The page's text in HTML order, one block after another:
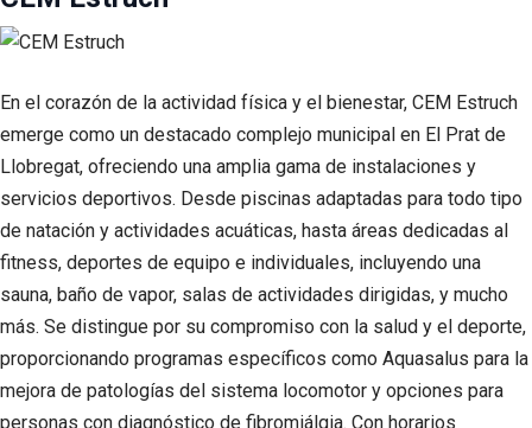
En el corazón de la actividad física y el bienestar, CEM Estruch
emerge como un destacado complejo municipal en El Prat de
Llobregat, ofreciendo una amplia gama de instalaciones y
servicios deportivos. Desde piscinas adaptadas para todo tipo
de natación y actividades acuáticas, hasta áreas dedicadas al
fitness, deportes de equipo e individuales, incluyendo una
sauna, baño de vapor, salas de actividades dirigidas, y mucho
más. Se distingue por su compromiso con la salud y el deporte,
proporcionando programas específicos como Aquasalus para la
mejora de patologías del sistema locomotor y opciones para
personas con diagnóstico de fibromiálgia. Con horarios